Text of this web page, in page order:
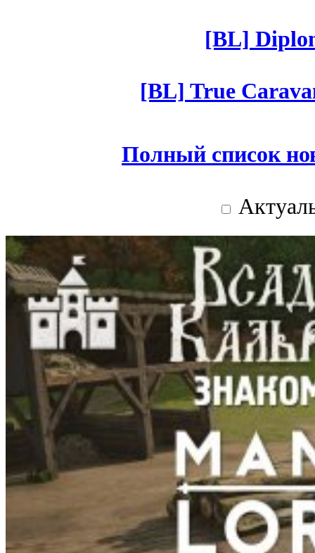
[BL]
[BL] True
Полный список